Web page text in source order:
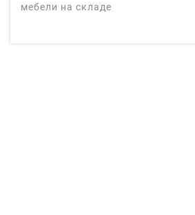
мебели на складе